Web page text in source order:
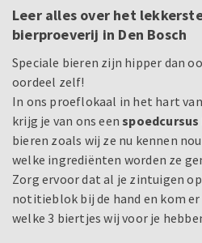
Leer alles over het
bierproeverij in Den Bosch
Speciale bieren zijn hipper dan
oordeel zelf!
In ons proeflokaal in het hart
krijg je van ons eenspoedcursus
bieren zoals wij ze nu kennen
welke ingrediënten worden ze
Zorg ervoor dat al je zintuigen
notitieblok bij de hand en kom
welke 3 biertjes wij voor je